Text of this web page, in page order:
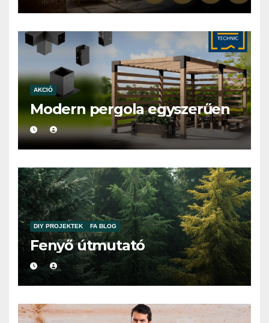
AKCIÓ
Modern pergola egyszerűen
DIY PROJEKTEK FA BLOG
Fenyő útmutató